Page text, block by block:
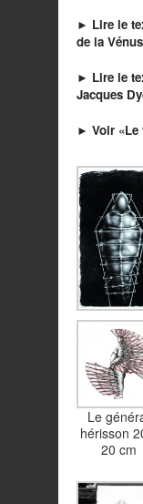
► Lire le
de la
► Lire le
Jacques
► Voir «Le
Le
hérisson
20 cm